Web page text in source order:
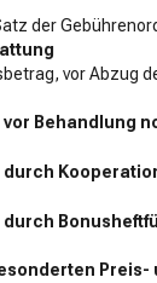
der
vor Abzug
Behandlung
Preis-